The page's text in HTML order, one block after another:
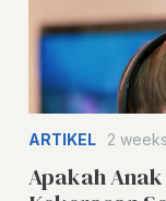
ARTIKEL 2
Apakah